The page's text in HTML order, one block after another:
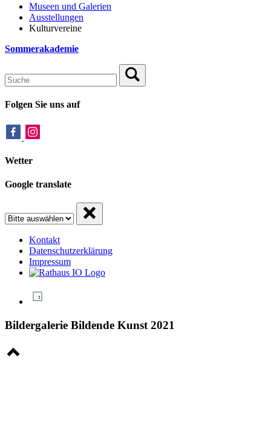
Museen und Galerien
Ausstellungen
Kulturvereine
Sommerakademie
Folgen Sie uns auf
Wetter
Google translate
Kontakt
Datenschutzerklärung
Impressum
Bildergalerie Bildende Kunst 2021